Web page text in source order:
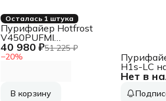
Осталась 1 штука
40 980 ₽51 225 ₽
−20%
Пурифайер Hotfrost
V450PUFMI
напольный
компрессорный
В корзину
Нет в
H1s-LС